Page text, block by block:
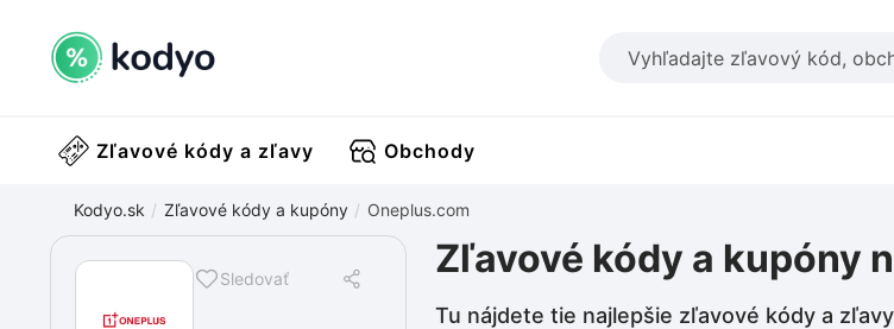
Zľavové kódy a zľavy Obchody
Kodyo.sk Zľavové kódy a kupóny Oneplus.com
Sledovať Zľavové kódy a kupóny
Tu nájdete tie najlepšie zľavové kódy a